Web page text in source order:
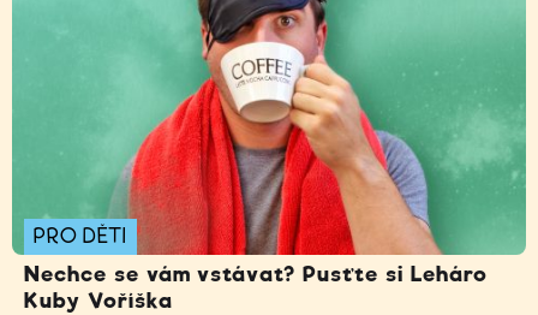
PRO DĚTI
Nechce se vám vstávat? Pusťte si Leháro
Kuby Voříška